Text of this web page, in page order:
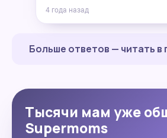
4 года назад
Больше ответов — читать
Тысячи мам уже
Supermoms